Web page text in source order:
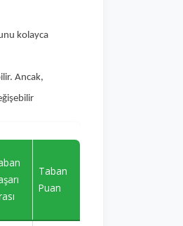
kolayca
Ancak,
Taban
Puan